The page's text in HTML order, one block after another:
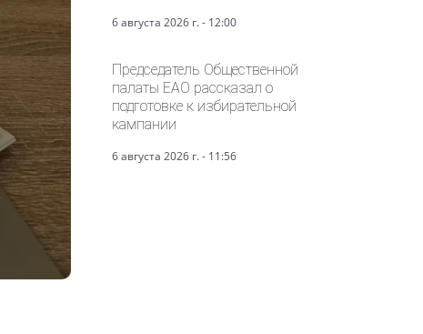
6 августа 2026 г. - 12:00
Председатель Общественной
палаты ЕАО рассказал о
подготовке к избирательной
кампании
6 августа 2026 г. - 11:56